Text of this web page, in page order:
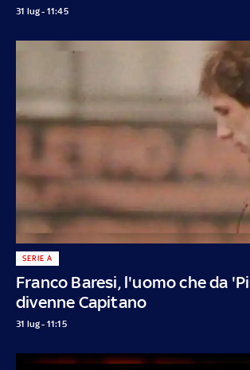
31 lug - 11:45
Franco Baresi, l'uomo che da
divenne Capitano
SERIE A
31 lug - 11:15